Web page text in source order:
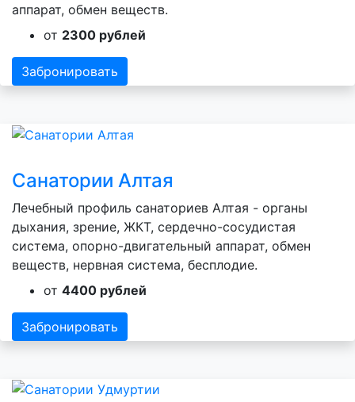
аппарат, обмен веществ.
от 2300 рублей
Забронировать
Санатории Алтая
Лечебный профиль санаториев Алтая - органы
дыхания, зрение, ЖКТ, сердечно-сосудистая
система, опорно-двигательный аппарат, обмен
веществ, нервная система, бесплодие.
от 4400 рублей
Забронировать